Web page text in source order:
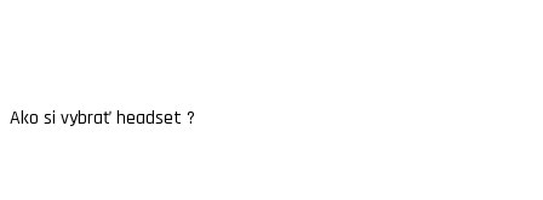
Ako si vybrať headset ?